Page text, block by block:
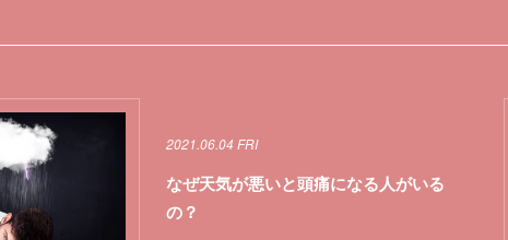
2021.06.04 FRI
なぜ天気が悪いと頭痛になる人がいる
の？